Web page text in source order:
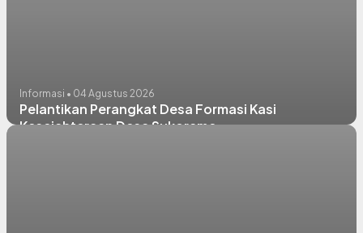
Informasi • 04 Agustus 2026
Pelantikan Perangkat Desa Formasi Kasi
Kesejahteraan Desa Sukorame